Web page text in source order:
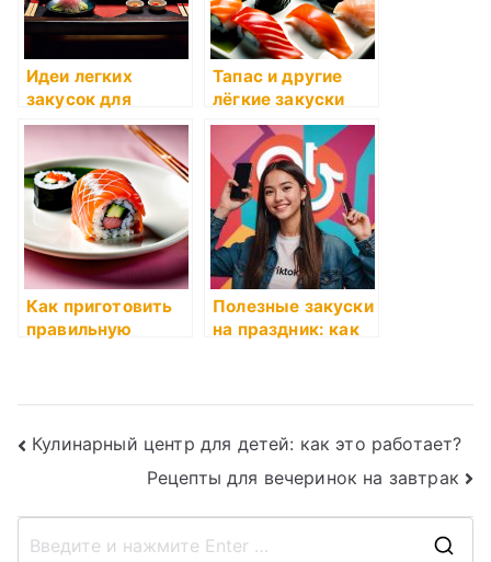
Идеи легких
закусок для
пикника
Тапас и другие
лёгкие закуски
Как приготовить
правильную
Полезные закуски
на праздник: как
Навигация
записям
Кулинарный центр для детей: как это работает?
Рецепты для вечеринок на завтрак